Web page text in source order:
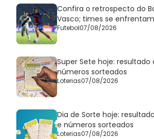
Confira o retrospecto do
Vasco; times se
Futebol07/08/2026
Super Sete hoje:
números sorteados
Loterias07/08/2026
Dia de Sorte hoje:
e números sorteados
Loterias07/08/2026